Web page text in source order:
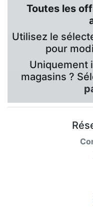
Toutes les
Utilisez le
pour
Uniquement
magasins ?